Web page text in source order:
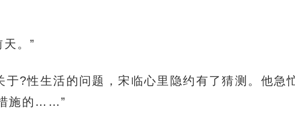
。”
?性生活的问题，宋临心里隐约有了猜测。他急
施的……”